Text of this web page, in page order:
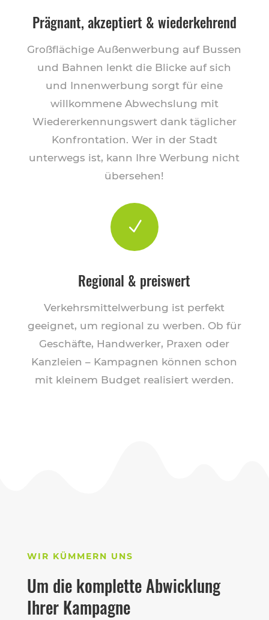
Prägnant, akzeptiert & wiederkehrend
Großflächige Außenwerbung auf Bussen
und Bahnen lenkt die Blicke auf sich
und Innenwerbung sorgt für eine
willkommene Abwechslung mit
Wiedererkennungswert dank täglicher
Konfrontation. Wer in der Stadt
unterwegs ist, kann Ihre Werbung nicht
übersehen!
N
Regional & preiswert
Verkehrsmittelwerbung ist perfekt
geeignet, um regional zu werben. Ob für
Geschäfte, Handwerker, Praxen oder
Kanzleien – Kampagnen können schon
mit kleinem Budget realisiert werden.
WIR KÜMMERN UNS
Um die komplette Abwicklung
Ihrer Kampagne